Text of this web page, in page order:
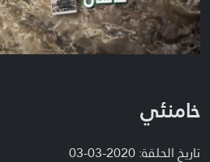
خامنئي
تاريخ الحلقة: 2020-03-03